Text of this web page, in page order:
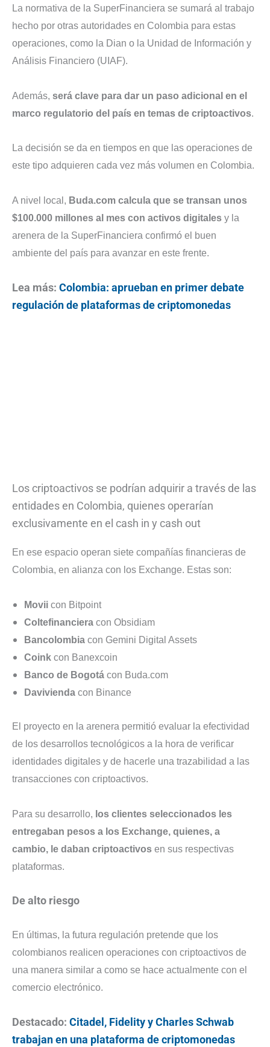
La normativa de la SuperFinanciera se sumará al trabajo
hecho por otras autoridades en Colombia para estas
operaciones, como la Dian o la Unidad de Información y
Análisis Financiero (UIAF).
Además, será clave para dar un paso adicional en el
marco regulatorio del país en temas de criptoactivos.
La decisión se da en tiempos en que las operaciones de
este tipo adquieren cada vez más volumen en Colombia.
A nivel local, Buda.com calcula que se transan unos
$100.000 millones al mes con activos digitales y la
arenera de la SuperFinanciera confirmó el buen
ambiente del país para avanzar en este frente.
Lea más: Colombia: aprueban en primer debate
regulación de plataformas de criptomonedas
Los criptoactivos se podrían adquirir a través de las
entidades en Colombia, quienes operarían
exclusivamente en el cash in y cash out
En ese espacio operan siete compañías financieras de
Colombia, en alianza con los Exchange. Estas son:
Movii con Bitpoint
Coltefinanciera con Obsidiam
Bancolombia con Gemini Digital Assets
Coink con Banexcoin
Banco de Bogotá con Buda.com
Davivienda con Binance
El proyecto en la arenera permitió evaluar la efectividad
de los desarrollos tecnológicos a la hora de verificar
identidades digitales y de hacerle una trazabilidad a las
transacciones con criptoactivos.
Para su desarrollo, los clientes seleccionados les
entregaban pesos a los Exchange, quienes, a
cambio, le daban criptoactivos en sus respectivas
plataformas.
De alto riesgo
En últimas, la futura regulación pretende que los
colombianos realicen operaciones con criptoactivos de
una manera similar a como se hace actualmente con el
comercio electrónico.
Destacado: Citadel, Fidelity y Charles Schwab
trabajan en una plataforma de criptomonedas